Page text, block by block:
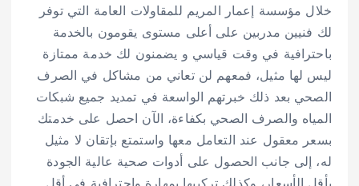
خلال مؤسسة إعمار المريم للمقاولات العامة التي توفر
لك فنيين مدربين على أعلى مستوى يقومون بالخدمة
باحترافية في وقت قياسي و يضمنون لك خدمة ممتازة
ليس لها مثيل، فمعهم لن تعاني من مشاكل في الصرف
الصحي بعد ذلك خبرتهم الواسعة في تمديد جميع شبكات
المياه والصرف الصحي بكفاءة، الآن احصل على خدمتك
بسعر معقول عند التعامل معها واستمتع بإتقان لا مثيل
له، إلى جانب الحصول على أدوات صحية عالية الجودة
بأقل الأسعار، وكذلك تركيبها بمهارة واحترافية في أقل